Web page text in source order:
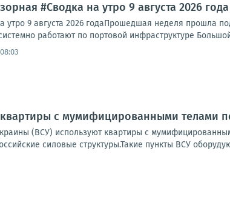
#Сводка на утро 9 августа 2026 года
утро 9 августа 2026 годаПрошедшая неделя прошла
работают по портовой инфраструктуре
с мумифицированными телами
(ВСУ) используют квартиры с
силовые структуры.Такие пункты ВСУ